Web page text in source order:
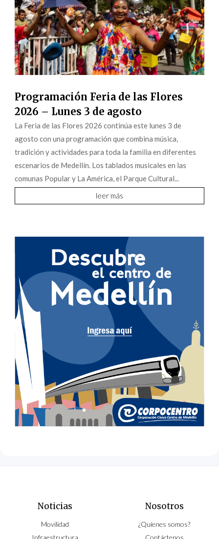
Programación Feria de las Flores
2026 – Lunes 3 de agosto
La Feria de las Flores 2026 continúa este lunes 3 de
agosto con una programación que combina música,
tradición y actividades para toda la familia en diferentes
escenarios de Medellín. Los tablados musicales en las
comunas Popular y La América, el Parque Cultural...
leer más
Noticias
Movilidad
Infraestructura
Nosotros
¿Quíenes somos?
Contáctenos